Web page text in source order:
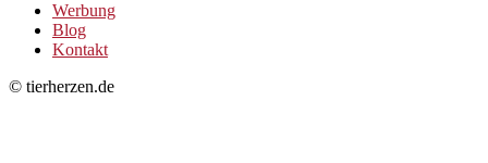
Werbung
Blog
Kontakt
© tierherzen.de